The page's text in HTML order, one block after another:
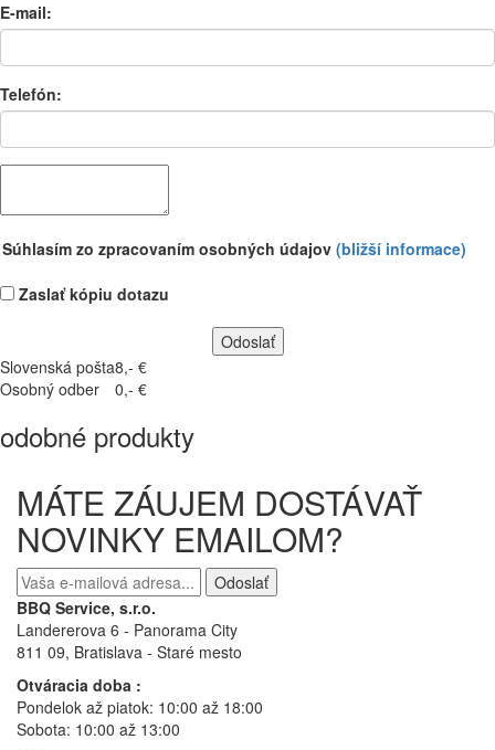
E-mail:
Telefón:
Súhlasím zo zpracovaním osobných údajov (bližší informace)
Zaslať kópiu dotazu
Slovenská pošta8,- €
Osobný odber
0,- €
produkty
MÁTE ZÁUJEM DOSTÁVAŤ
NOVINKY EMAILOM?
Odoslať
BBQ Service, s.r.o.
Landererova 6 - Panorama City
811 09, Bratislava - Staré mesto
Otváracia doba :
Pondelok až piatok: 10:00 až 18:00
Sobota: 10:00 až 13:00